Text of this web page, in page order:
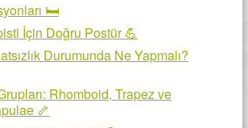
🛏️
İçin Doğru Postür 💪
Durumunda Ne Yapmalı?
Rhomboid, Trapez ve
🦴